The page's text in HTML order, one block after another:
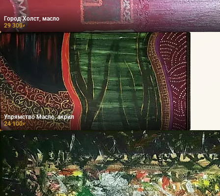
Город Холст, масло
29 300₽
Упрямство Масло, акрил
24 100₽